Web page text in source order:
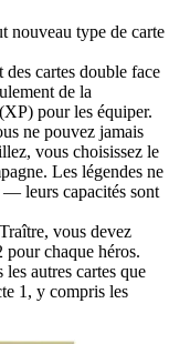
nouveau type de carte
des cartes double face
de la
pour les équiper.
ne pouvez jamais
vous choisissez le
Les légendes ne
— leurs capacités sont
vous devez
pour chaque héros.
autres cartes que
1, y compris les